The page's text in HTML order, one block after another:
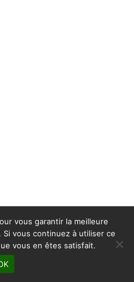
vous garantir la meilleure
vous continuez à utiliser ce
vous en êtes satisfait.